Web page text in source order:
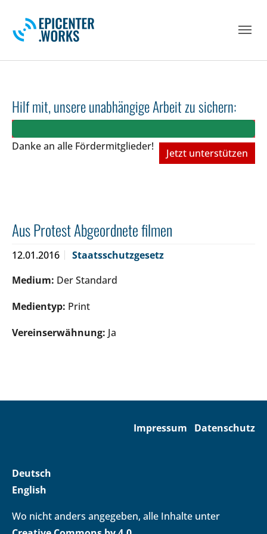
Hilf mit, unsere unabhängige Arbeit zu sichern:
Danke an alle Fördermitglieder!
Jetzt unterstützen
Aus Protest Abgeordnete filmen
12.01.2016
Staatsschutzgesetz
Medium: Der Standard
Medientyp: Print
Vereinserwähnung: Ja
Impressum Datenschutz
Deutsch
English
Wo nicht anders angegeben, alle Inhalte unter